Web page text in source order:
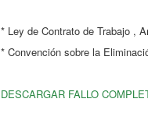
* Ley de Contrato de Trabajo ,
* Convención sobre la
DESCARGAR FALLO